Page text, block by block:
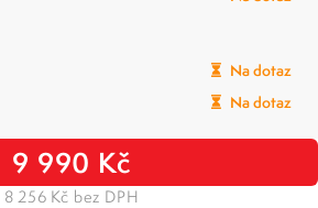
Na dotaz
Na dotaz
9 990 Kč
8 256 Kč bez DPH